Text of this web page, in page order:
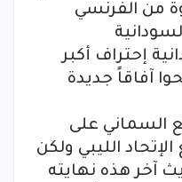
من الفرنسي
إحتراف أكبر
آفاقاً جديدة
السماني على
الليبي ولكن
آخر هذه نهايته